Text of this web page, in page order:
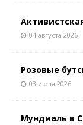
04 августа 2026
Розовые
03 июля 2026
Мундиаль в